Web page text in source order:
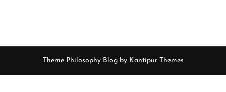
Theme Philosophy Blog by Kantipur Themes